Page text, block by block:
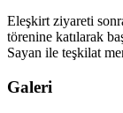
Eleşkirt ziyareti
törenine katılarak
Sayan ile teşkilat
Galeri